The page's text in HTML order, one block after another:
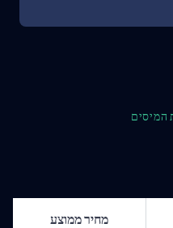
המיסים
מחיר ממוצע